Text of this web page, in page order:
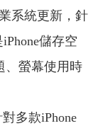
系統更新，針
儲存空
、螢幕使用時
多款iPhone